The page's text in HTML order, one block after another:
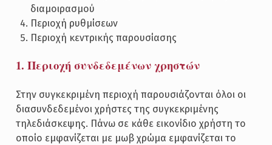
διαμοιρασμού
Περιοχή ρυθμίσεων
Περιοχή κεντρικής παρουσίασης
1. Περιοχή συνδεδεμένων χρηστών
Στην συγκεκριμένη περιοχή παρουσιάζονται όλοι οι
διασυνδεδεμένοι χρήστες της συγκεκριμένης
τηλεδιάσκεψης. Πάνω σε κάθε εικονίδιο χρήστη το
οποίο εμφανίζεται με μωβ χρώμα εμφανίζεται το